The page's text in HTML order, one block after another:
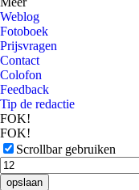
Weblog
Fotoboek
Prijsvragen
Contact
Colofon
Feedback
Tip de redactie
FOK!
FOK!
Scrollbar gebruiken
opslaan